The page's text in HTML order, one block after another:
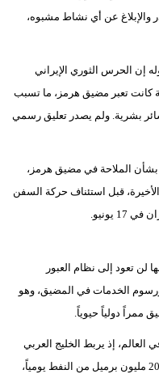
والإبلاغ عن أي نشاط مشبوه،
الحرس الثوري الإيراني
كانت تعبر مضيق هرمز، ما تسبب
بشرية. ولم يصدر تعليق رسمي
بشأن الملاحة في مضيق هرمز،
قبل استئناف حركة السفن
يونيو.
لن تعود إلى نظام العبور
ورسوم الخدمات في المضيق، وهو
ممراً دولياً حيوياً.
إذ يربط الخليج العربي
ببحر العرب والمحيط الهندي، ويمر عبره نحو 20 مليون برميل من النفط يومياً،